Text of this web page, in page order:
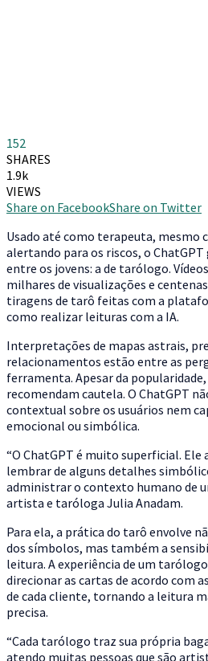
152
SHARES
1.9k
VIEWS
Share on FacebookShare on Twitter
Usado até como terapeuta, mesmo
alertando para os riscos, o
entre os jovens: a de tarólogo.
milhares de visualizações e
tiragens de tarô feitas com a
como realizar leituras com a IA.
Interpretações de mapas astrais,
relacionamentos estão entre as
ferramenta. Apesar da
recomendam cautela. O ChatGPT
contextual sobre os usuários nem
emocional ou simbólica.
“O ChatGPT é muito superficial.
lembrar de alguns detalhes
administrar o contexto humano de
artista e taróloga Julia Anadam.
Para ela, a prática do tarô envolve
dos símbolos, mas também a
leitura. A experiência de um
direcionar as cartas de acordo com
de cada cliente, tornando a leitura
precisa.
“Cada tarólogo traz sua própria
atendo muitas pessoas que são